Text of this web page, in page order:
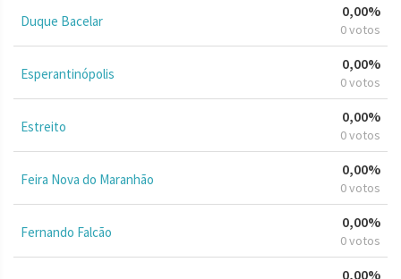
Duque Bacelar
0,00%
0 votos
Esperantinópolis
0,00%
0 votos
Estreito
0,00%
0 votos
Feira Nova do Maranhão
0,00%
0 votos
Fernando Falcão
0,00%
0 votos
0,00%